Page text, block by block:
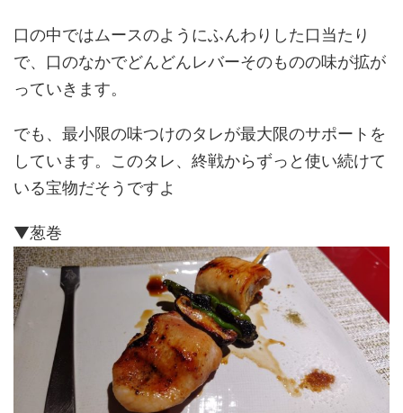
口の中ではムースのようにふんわりした口当たり
で、口のなかでどんどんレバーそのものの味が拡が
っていきます。
でも、最小限の味つけのタレが最大限のサポートを
しています。このタレ、終戦からずっと使い続けて
いる宝物だそうですよ
▼葱巻